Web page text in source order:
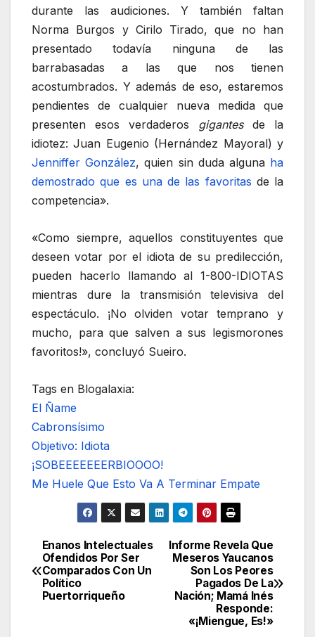
durante las audiciones. Y también faltan
Norma Burgos y Cirilo Tirado, que no han
presentado todavía ninguna de las
barrabasadas a las que nos tienen
acostumbrados. Y además de eso, estaremos
pendientes de cualquier nueva medida que
presenten esos verdaderos gigantesde la
idiotez: Juan Eugenio (Hernández Mayoral) y
Jenniffer González, quien sin duda alguna ha
demostrado que es una de las favoritas de la
competencia».
«Como siempre, aquellos constituyentes que
deseen votar por el idiota de su predilección,
pueden hacerlo llamando al 1-800-IDIOTAS
mientras dure la transmisión televisiva del
espectáculo. ¡No olviden votar temprano y
mucho, para que salven a sus legismorones
favoritos!», concluyó Sueiro.
Tags en Blogalaxia:
El Ñame
Cabronsísimo
Objetivo: Idiota
¡SOBEEEEEEERBIOOOO!
Me Huele Que Esto Va A Terminar Empate
Navegación
de
entradas
Informe Revela Que
Meseros Yaucanos
Son Los Peores
Pagados De La
Nación; Mamá Inés
Responde:
«¡Miengue, Es!»
Enanos Intelectuales
Ofendidos Por Ser
Comparados Con Un
Político
Puertorriqueño